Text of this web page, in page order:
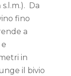
s.l.m.). Da
fino
a
in
il bivio